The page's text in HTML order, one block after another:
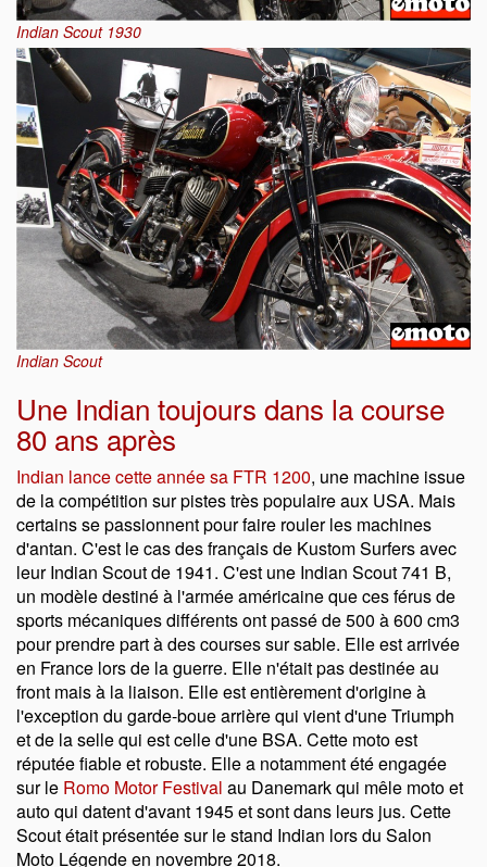
Indian Scout 1930
Indian Scout
Une Indian toujours dans la course
80 ans après
Indian lance cette année sa FTR 1200, une machine issue
de la compétition sur pistes très populaire aux USA. Mais
certains se passionnent pour faire rouler les machines
d'antan. C'est le cas des français de Kustom Surfers avec
leur Indian Scout de 1941. C'est une Indian Scout 741 B,
un modèle destiné à l'armée américaine que ces férus de
sports mécaniques différents ont passé de 500 à 600 cm3
pour prendre part à des courses sur sable. Elle est arrivée
en France lors de la guerre. Elle n'était pas destinée au
front mais à la liaison. Elle est entièrement d'origine à
l'exception du garde-boue arrière qui vient d'une Triumph
et de la selle qui est celle d'une BSA. Cette moto est
réputée fiable et robuste. Elle a notamment été engagée
sur le Romo Motor Festival au Danemark qui mêle moto et
auto qui datent d'avant 1945 et sont dans leurs jus. Cette
Scout était présentée sur le stand Indian lors du Salon
Moto Légende en novembre 2018.